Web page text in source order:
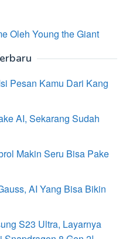
Oleh Young the Giant
Pesan Kamu Dari Kang
AI, Sekarang Sudah
Makin Seru Bisa Pake
AI Yang Bisa Bikin
S23 Ultra, Layarnya